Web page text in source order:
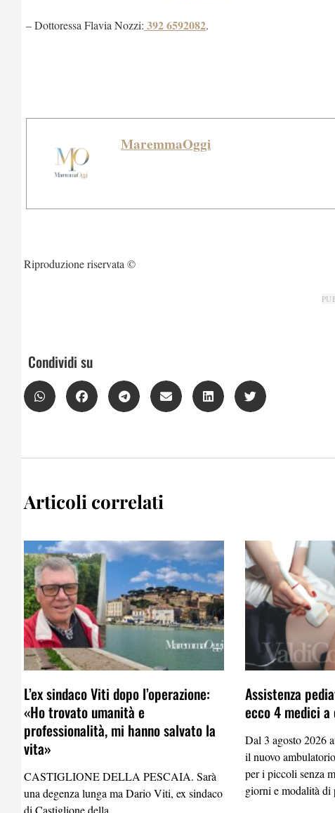
– ⁠Dottoressa Flavia Nozzi: 392 6592082.
MaremmaOggi
Riproduzione riservata ©
Condividi su
Articoli correlati
L’ex sindaco Viti dopo l’operazione:
«Ho trovato umanità e
professionalità, mi hanno salvato la
vita»
CASTIGLIONE DELLA PESCAIA. Sarà
una degenza lunga ma Dario Viti, ex sindaco
Assistenza
ecco 4 medici
Dal 3 agosto 2026
il nuovo
per i piccoli senza
giorni e modalità di